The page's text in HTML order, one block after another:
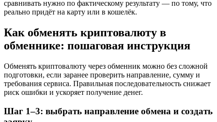
сравнивать нужно по фактическому результату — по тому, что
реально придёт на карту или в кошелёк.
Как обменять криптовалюту в
обменнике: пошаговая инструкция
Обменять криптовалюту через обменник можно без сложной
подготовки, если заранее проверить направление, сумму и
требования сервиса. Правильная последовательность снижает
риск ошибки и ускоряет получение денег.
Шаг 1–3: выбрать направление обмена и создать